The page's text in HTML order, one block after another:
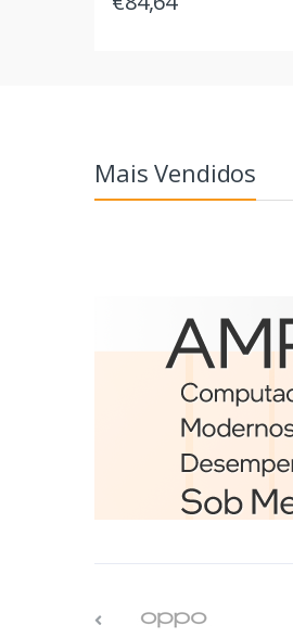
Mais Vendidos